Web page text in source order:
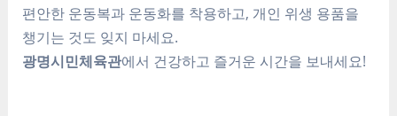
편안한 운동복과 운동화를 착용하고, 개인 위생 용품을
챙기는 것도 잊지 마세요.
광명시민체육관에서 건강하고 즐거운 시간을 보내세요!